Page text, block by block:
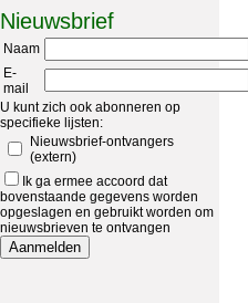
Nieuwsbrief
Naam
E-
mail
U kunt zich ook abonneren op
specifieke lijsten:
Nieuwsbrief-ontvangers
(extern)
Ik ga ermee accoord dat
bovenstaande gegevens worden
opgeslagen en gebruikt worden om
nieuwsbrieven te ontvangen